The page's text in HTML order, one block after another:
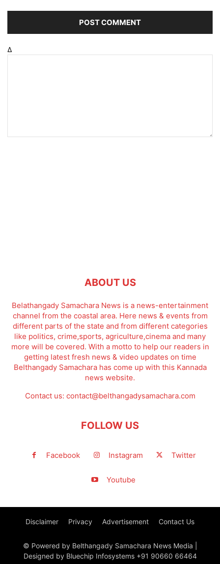
Δ
ABOUT US
Belathangady Samachara News is a news-entertainment
channel from the coastal area. Here news & events from
different parts of the state and from different categories
like politics, crime,sports, agriculture,cinema and many
more will be covered. With a motto to help our readers in
getting latest fresh news & video updates on time
Belthangady Samachara has come up with this Kannada
news website.
Contact us: contact@belthangadysamachara.com
FOLLOW US
Facebook Instagram Twitter
Youtube
Disclaimer Privacy Advertisement Contact Us
© Powered by Belthangady Samachara News Media |
Designed by Bluechip Infosystems +91 90660 66464